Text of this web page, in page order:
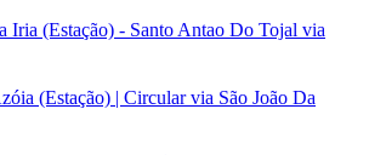
Iria (Estação) - Santo Antao Do Tojal via
(Estação) | Circular via São João Da